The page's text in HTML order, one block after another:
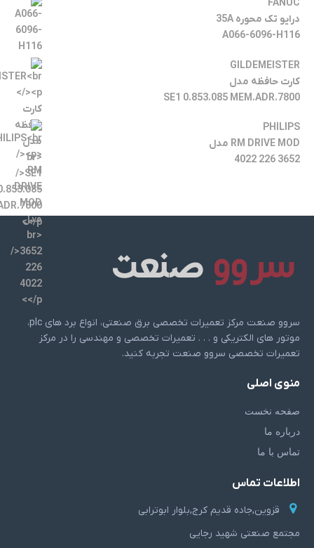
FANUC
درایو تک محوره 35A
A066-6096-H116
GILDEMEISTER
کارت حافظه مدل
SE1 0.853.085 MEM.ADR.7800
PHILIPS
RM DRIVE MOD مدل
3652 226 4022
سروو صنعت مرکز تعمیرات تخصصی برق صنعتی، انواع برد های plc،
موتور های الکتریکی و . . . تعمیرات تخصصی و مهندسی را در مرکز
تعمیرات تخصصی سروو صنعت تجربه کنید.
منوی اصلی
صفحه نخست
درباره ما
تماس با ما
اطلاعات تماس
قزوین,جاده قدیم کرج,بلوار ابوترابی
مجتمع صنعتی شهید رجایی